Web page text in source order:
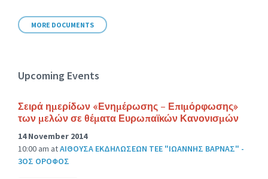
MORE DOCUMENTS
Upcoming Events
Σειρά ημερίδων «Ενημέρωσης – Επιμόρφωσης»
των μελών σε θέματα Ευρωπαϊκών Κανονισμών
14 November 2014
10:00 am atΑΙΘΟΥΣΑ ΕΚΔΗΛΩΣΕΩΝ ΤΕΕ "ΙΩΑΝΝΗΣ ΒΑΡΝΑΣ" -
3ΟΣ ΟΡΟΦΟΣ